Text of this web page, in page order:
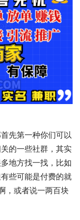
先第一种你们可以
的一些社群，其实
地方找一找，比如
些可能是付费的就
，或者说一两百块